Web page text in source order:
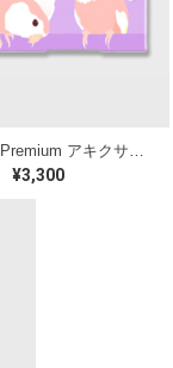
Xperia XZ Premium アキクサインコ ケース
¥3,300